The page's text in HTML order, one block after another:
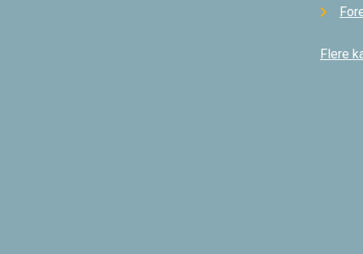
Flere